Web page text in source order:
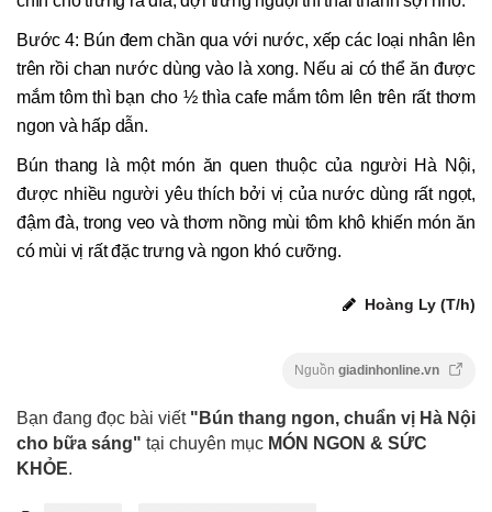
Bước 4: Bún đem chần qua với nước, xếp các loại nhân lên
trên rồi chan nước dùng vào là xong. Nếu ai có thể ăn được
mắm tôm thì bạn cho ½ thìa cafe mắm tôm lên trên rất thơm
ngon và hấp dẫn.
Bún thang là một món ăn quen thuộc của người Hà Nội,
được nhiều người yêu thích bởi vị của nước dùng rất ngọt,
đậm đà, trong veo và thơm nồng mùi tôm khô khiến món ăn
có mùi vị rất đặc trưng và ngon khó cưỡng.
Hoàng Ly (T/h)
Nguồn giadinhonline.vn
Bạn đang đọc bài viết "Bún thang ngon, chuẩn vị Hà Nội
cho bữa sáng" tại chuyên mục MÓN NGON & SỨC
KHỎE.